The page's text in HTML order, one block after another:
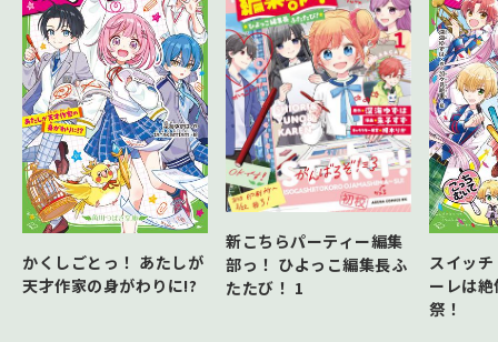
かくしごとっ！ あたしが
天才作家の身がわりに!?
新こちらパーティー編集
部っ！ ひよっこ編集長ふ
たたび！ 1
スイッ
ーレは
祭！